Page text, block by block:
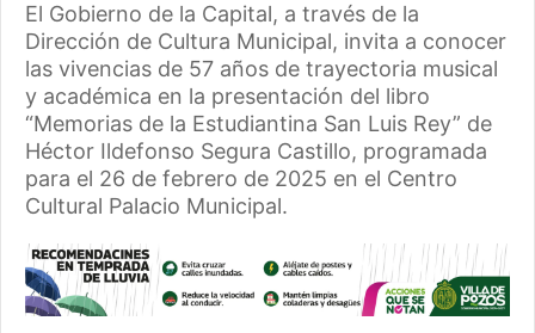
El Gobierno de la Capital, a través de la
Dirección de Cultura Municipal, invita a conocer
las vivencias de 57 años de trayectoria musical
y académica en la presentación del libro
“Memorias de la Estudiantina San Luis Rey” de
Héctor Ildefonso Segura Castillo, programada
para el 26 de febrero de 2025 en el Centro
Cultural Palacio Municipal.